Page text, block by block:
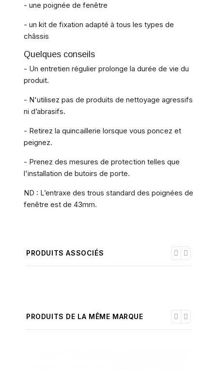
- une poignée de fenêtre
- un kit de fixation adapté à tous les types de
châssis
Quelques conseils
- Un entretien régulier prolonge la durée de vie du
produit.
- N'utilisez pas de produits de nettoyage agressifs
ni d’abrasifs.
- Retirez la quincaillerie lorsque vous poncez et
peignez.
- Prenez des mesures de protection telles que
l'installation de butoirs de porte.
ND : L’entraxe des trous standard des poignées de
fenêtre est de 43mm.
PRODUITS ASSOCIÉS
PRODUITS DE LA MÊME MARQUE